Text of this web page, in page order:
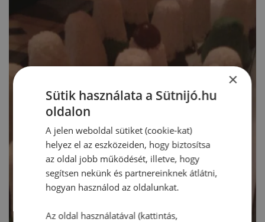
×
Sütik használata a Sütnijó.hu
oldalon
A jelen weboldal sütiket (cookie-kat)
helyez el az eszközeiden, hogy biztosítsa
az oldal jobb működését, illetve, hogy
segítsen nekünk és partnereinknek átlátni,
hogyan használod az oldalunkat.
Az oldal használatával (kattintás,